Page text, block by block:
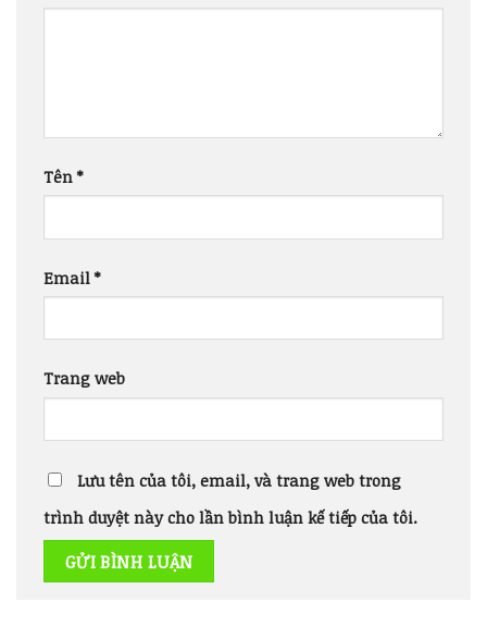
Tên*
Email*
Trang web
Lưu tên của tôi, email, và trang web trong
trình duyệt này cho lần bình luận kế tiếp của tôi.